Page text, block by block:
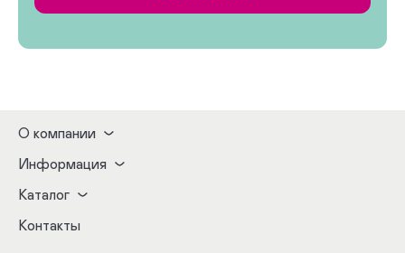
О компании
Информация
Каталог
Контакты